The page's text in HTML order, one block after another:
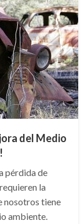
del Medio
pérdida de
la
nosotros tiene
ambiente.